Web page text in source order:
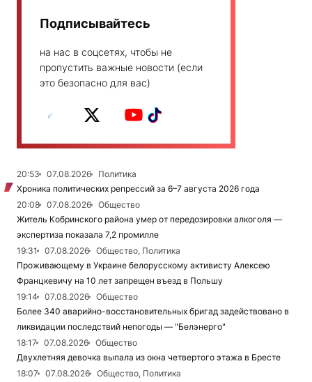
Подписывайтесь
на нас в соцсетях, чтобы не
пропустить важные новости (если
это безопасно для вас)
20:53 07.08.2026
Политика
Хроника политических репрессий за 6–7 августа 2026 года
20:08
07.08.2026
Общество
Житель Кобринского района умер от передозировки алкоголя —
экспертиза показала 7,2 промилле
19:31
07.08.2026
Общество, Политика
Проживающему в Украине белорусскому активисту Алексею
Францкевичу на 10 лет запрещен въезд в Польшу
19:14
07.08.2026
Общество
Более 340 аварийно-восстановительных бригад задействовано в
ликвидации последствий непогоды — "Белэнерго"
18:17
07.08.2026
Общество
Двухлетняя девочка выпала из окна четвертого этажа в Бресте
18:07
07.08.2026
Общество, Политика